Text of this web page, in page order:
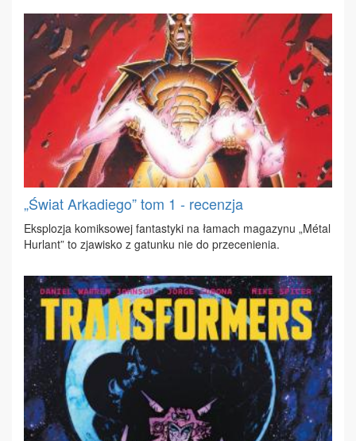
„Świat Arkadiego” tom 1 - recenzja
Eks­plo­zja ko­mik­so­wej fan­ta­sty­ki na ła­mach ma­ga­zy­nu „Métal
Hur­lant” to zja­wi­sko z ga­tun­ku nie do prze­ce­nie­nia.